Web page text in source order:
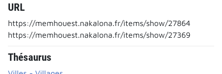
URL
https://memhouest.nakalona.fr/items/show/27864
https://memhouest.nakalona.fr/items/show/27369
Thésaurus